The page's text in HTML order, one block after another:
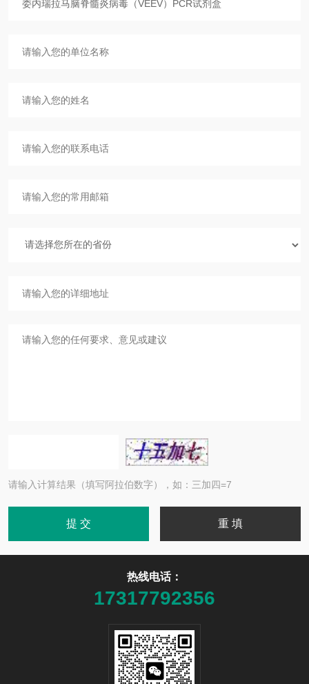
请输入计算结果（填写阿拉伯数字），如：三加四=7
热线电话：
17317792356